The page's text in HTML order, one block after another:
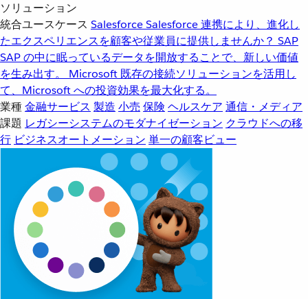
ソリューション
統合ユースケース SalesforceSalesforce 連携により、進化し
たエクスペリエンスを顧客や従業員に提供しませんか？ SAP
SAP の中に眠っているデータを開放することで、新しい価値
を生み出す。
Microsoft 既存の接続ソリューションを活用し
て、Microsoft への投資効果を最大化する。
業種金融サービス 製造 小売 保険 ヘルスケア 通信・メディア
課題 レガシーシステムのモダナイゼーション クラウドへの移
行 ビジネスオートメーション 単一の顧客ビュー